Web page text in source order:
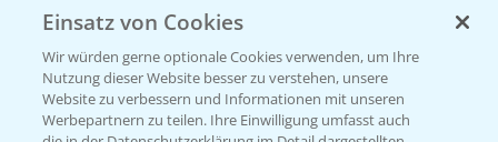
Beratung auf WhatsApp
T.+49 (0)174 346 564 1
KONTAKT
Einsatz von Cookies
Wir würden gerne optionale Cookies verwenden, um Ihre
Nutzung dieser Website besser zu verstehen, unsere
Website zu verbessern und Informationen mit unseren
Werbepartnern zu teilen. Ihre Einwilligung umfasst auch